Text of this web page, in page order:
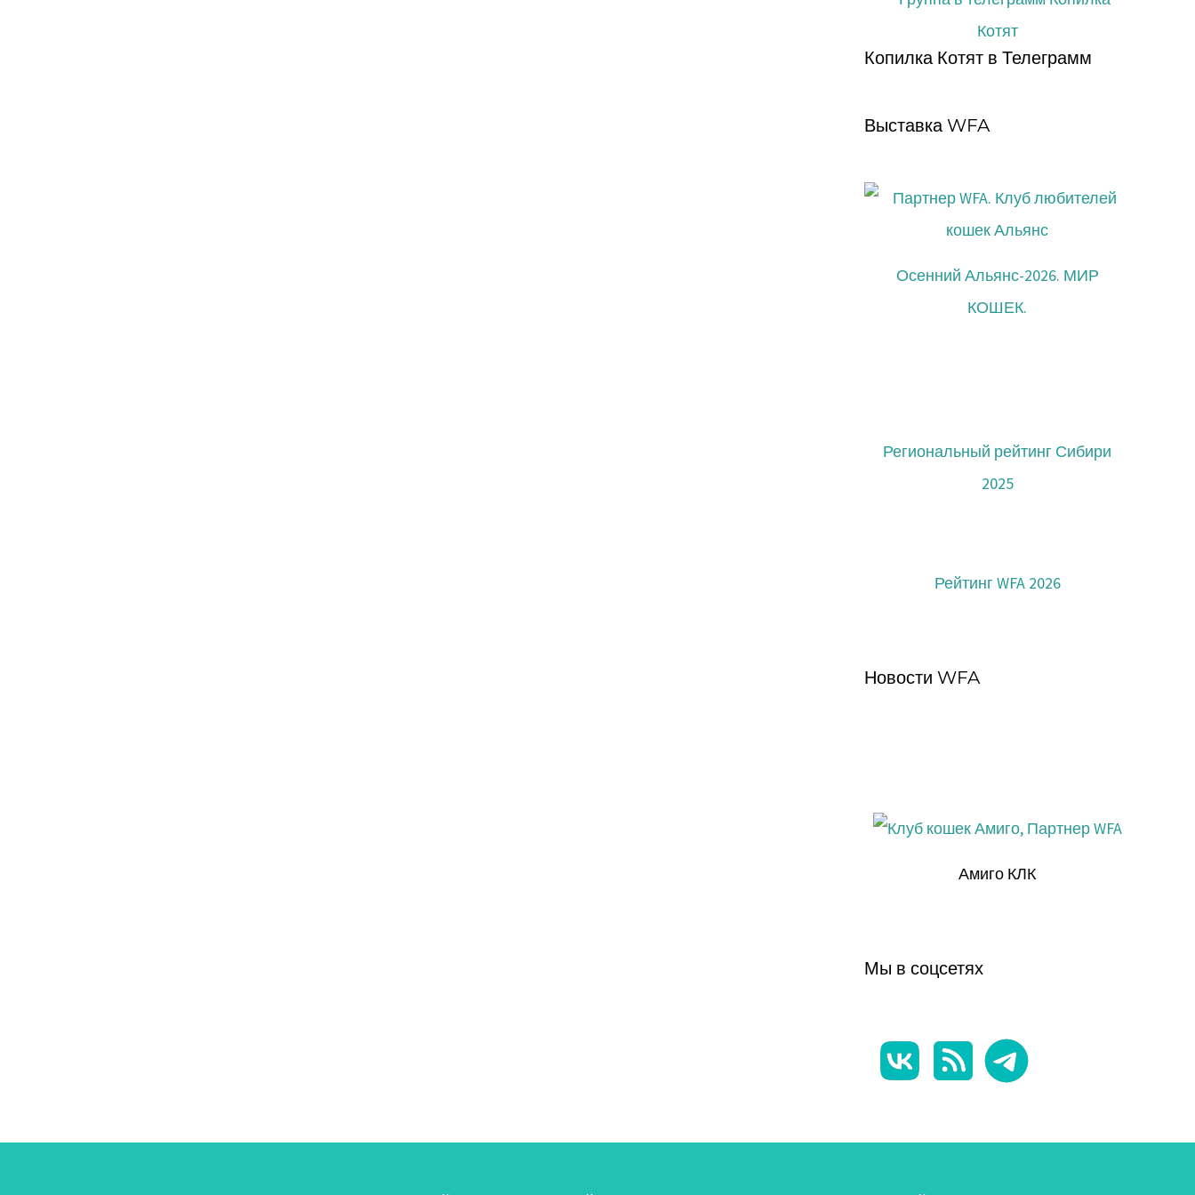
Копилка Котят в Телеграмм
Выставка WFA
Осенний Альянс-2026. МИР
КОШЕК.
Региональный рейтинг Сибири
2025
Рейтинг WFA 2026
Новости WFA
Амиго КЛК
Мы в соцсетях